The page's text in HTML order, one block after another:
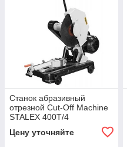
Станок абразивный
отрезной Cut-Off Machine
STALEX 400T/4
Цену уточняйте